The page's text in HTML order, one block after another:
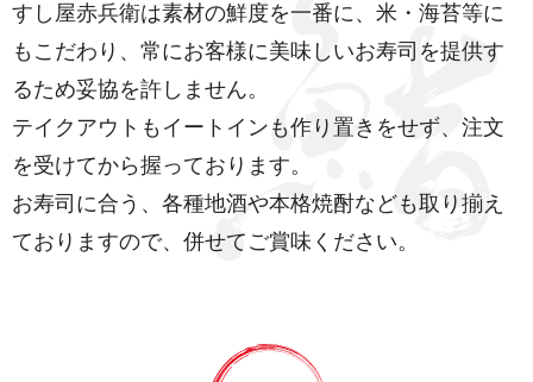
すし屋赤兵衛は素材の鮮度を一番に、米・海苔等に
もこだわり、常にお客様に美味しいお寿司を提供す
るため妥協を許しません。
テイクアウトもイートインも作り置きをせず、注文
を受けてから握っております。
お寿司に合う、各種地酒や本格焼酎なども取り揃え
ておりますので、併せてご賞味ください。